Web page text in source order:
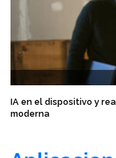
IA en el dispositivo y
moderna